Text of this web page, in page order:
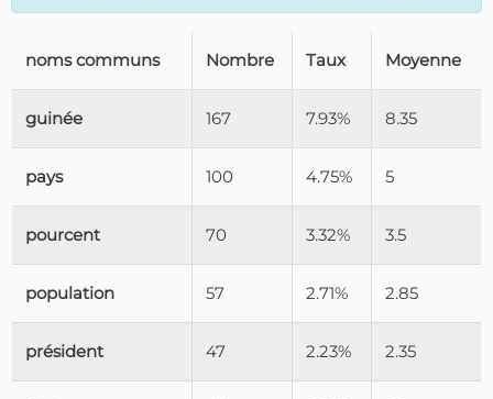
noms communs Nombre Taux Moyenne
guinée 167 7.93% 8.35
pays 100 4.75% 5
pourcent 70 3.32% 3.5
population 57 2.71% 2.85
président 47 2.23% 2.35